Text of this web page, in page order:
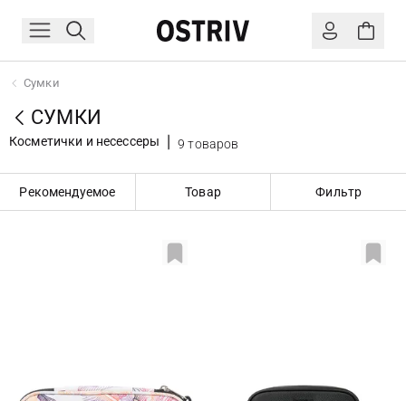
Сумки
СУМКИ
Косметички и несессеры 9 товаров
Рекомендуемое Товар Фильтр